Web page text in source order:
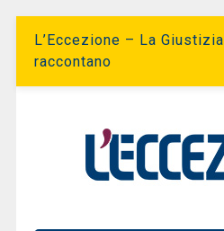
L’Eccezione – La
raccontano